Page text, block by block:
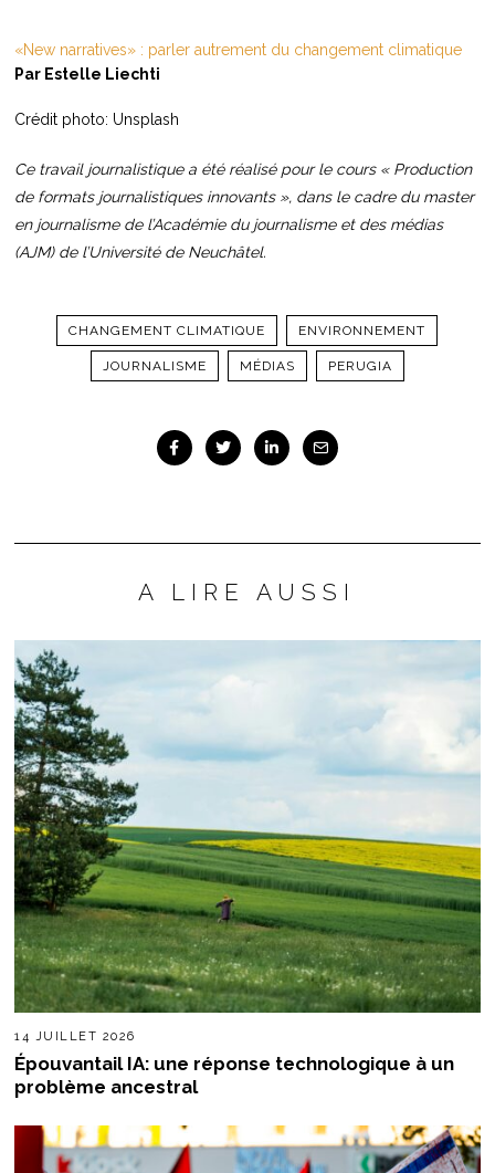
«New narratives» : parler autrement du changement climatique
Par Estelle Liechti
Crédit photo: Unsplash
Ce travail journalistique a été réalisé pour le cours « Production
de formats journalistiques innovants », dans le cadre du master
en journalisme de l’Académie du journalisme et des médias
(AJM) de l’Université de Neuchâtel.
CHANGEMENT CLIMATIQUE ENVIRONNEMENT
JOURNALISME MÉDIAS PERUGIA
A LIRE AUSSI
14 JUILLET 2026
Épouvantail IA: une réponse technologique à un
problème ancestral